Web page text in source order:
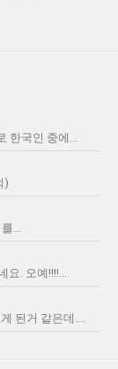
한국인 중에...
)
...
요. 오예!!!!...
된거 같은데....